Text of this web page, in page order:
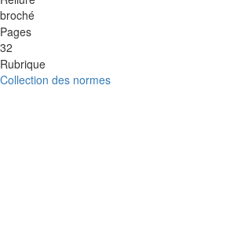
broché
Pages
32
Rubrique
Collection des normes